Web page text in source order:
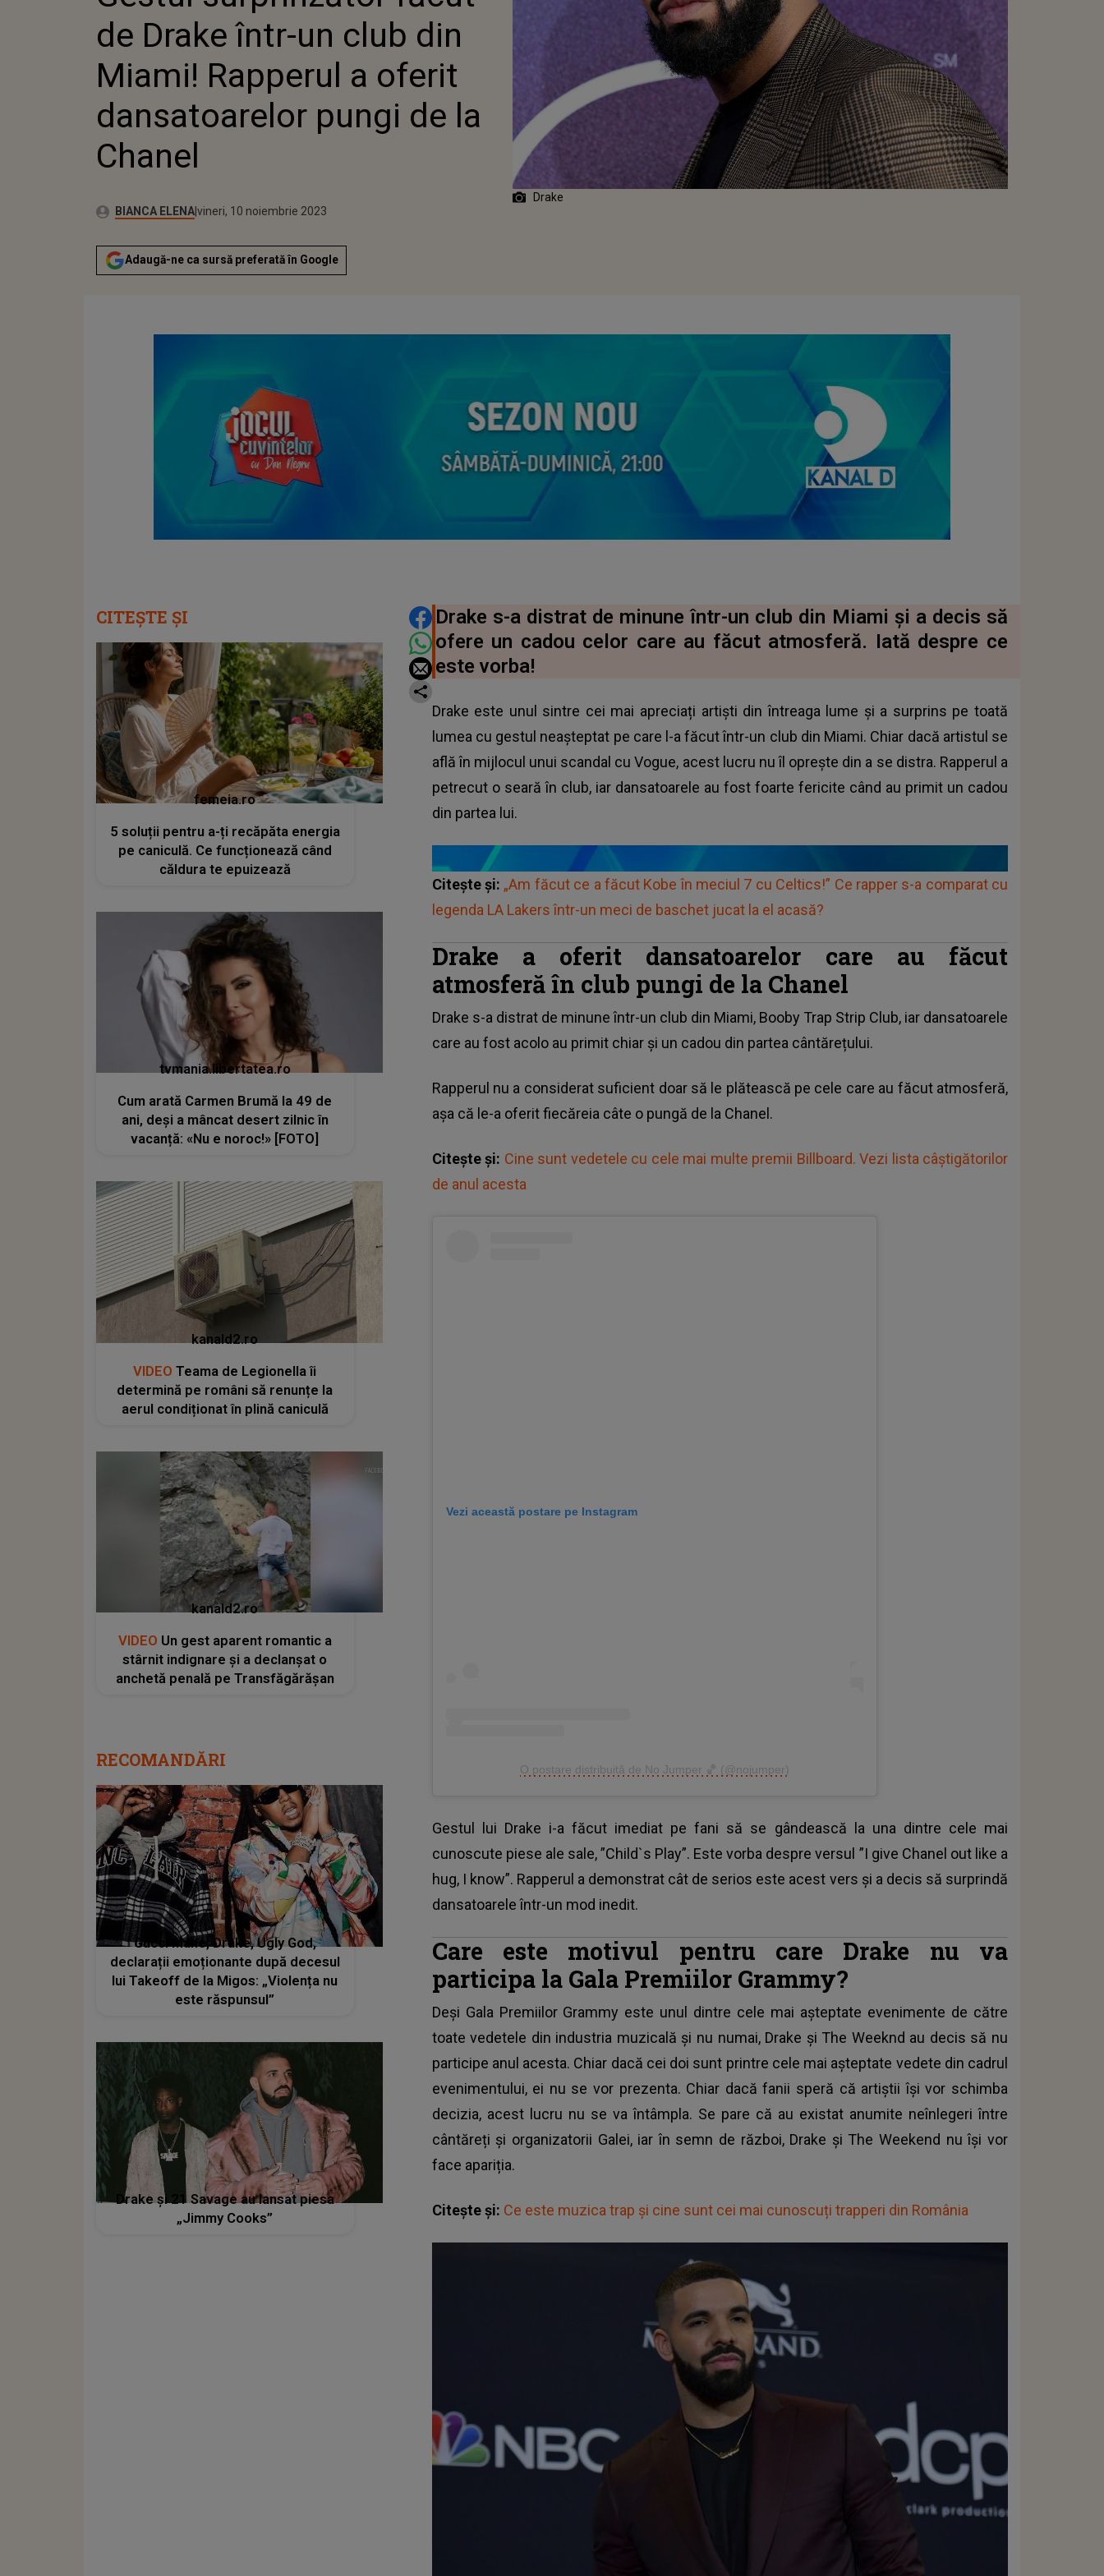
DANSATOARELOR PUNGI DE LA
CHANEL
de Drake într-un club din
Miami! Rapperul a oferit
dansatoarelor pungi de la
Chanel
Autor:BIANCA ELENAPublicat:
joi, 10 noiembrie 2022
Actualizat:
vineri, 10 noiembrie 2023
Adaugă-ne ca sursă preferată în Google
Drake
DISTRIBUIE ARTICOLUL
Drake s-a distrat de minune într-un club din Miami și a decis să
ofere un cadou celor care au făcut atmosferă. Iată despre ce
este vorba!
Drake este unul sintre cei mai apreciați artiști din întreaga lume și a surprins pe toată
lumea cu gestul neașteptat pe care l-a făcut într-un club din Miami. Chiar dacă artistul se
află în mijlocul unui scandal cu Vogue, acest lucru nu îl oprește din a se distra. Rapperul a
petrecut o seară în club, iar dansatoarele au fost foarte fericite când au primit un cadou
din partea lui.
Citește și: „Am făcut ce a făcut Kobe în meciul 7 cu Celtics!” Ce rapper s-a comparat cu
legenda LA Lakers într-un meci de baschet jucat la el acasă?
Drake a oferit dansatoarelor care au făcut
atmosferă în club pungi de la Chanel
Drake s-a distrat de minune într-un club din Miami, Booby Trap Strip Club, iar dansatoarele
care au fost acolo au primit chiar și un cadou din partea cântărețului.
Rapperul nu a considerat suficient doar să le plătească pe cele care au făcut atmosferă,
așa că le-a oferit fiecăreia câte o pungă de la Chanel.
Citește și: Cine sunt vedetele cu cele mai multe premii Billboard. Vezi lista câștigătorilor
de anul acesta
Vezi această postare pe Instagram
O postare distribuită de No Jumper 🏀 (@nojumper)
Gestul lui Drake i-a făcut imediat pe fani să se gândească la una dintre cele mai
cunoscute piese ale sale, ”Child`s Play”. Este vorba despre versul ”I give Chanel out like a
hug, I know”. Rapperul a demonstrat cât de serios este acest vers și a decis să surprindă
dansatoarele într-un mod inedit.
Care este motivul pentru care Drake nu va
participa la Gala Premiilor Grammy?
Deși Gala Premiilor Grammy este unul dintre cele mai așteptate evenimente de către
toate vedetele din industria muzicală și nu numai, Drake și The Weeknd au decis să nu
participe anul acesta. Chiar dacă cei doi sunt printre cele mai așteptate vedete din cadrul
evenimentului, ei nu se vor prezenta. Chiar dacă fanii speră că artiștii își vor schimba
decizia, acest lucru nu se va întâmpla. Se pare că au existat anumite neînlegeri între
cântăreți și organizatorii Galei, iar în semn de război, Drake și The Weekend nu își vor
face apariția.
Citește și: Ce este muzica trap și cine sunt cei mai cunoscuți trapperi din România
CITEȘTE ȘI
femeia.ro
5 soluții pentru a-ți recăpăta energia
pe caniculă. Ce funcționează când
căldura te epuizează
tvmania.libertatea.ro
Cum arată Carmen Brumă la 49 de
ani, deși a mâncat desert zilnic în
vacanță: «Nu e noroc!» [FOTO]
kanald2.ro
VIDEO Teama de Legionella îi
determină pe români să renunțe la
aerul condiționat în plină caniculă
kanald2.ro
VIDEO Un gest aparent romantic a
stârnit indignare și a declanșat o
anchetă penală pe Transfăgărășan
RECOMANDĂRI
Gucci Mane, Drake, Ugly God,
declarații emoționante după decesul
lui Takeoff de la Migos: „Violența nu
este răspunsul”
Drake și 21 Savage au lansat piesa
„Jimmy Cooks”